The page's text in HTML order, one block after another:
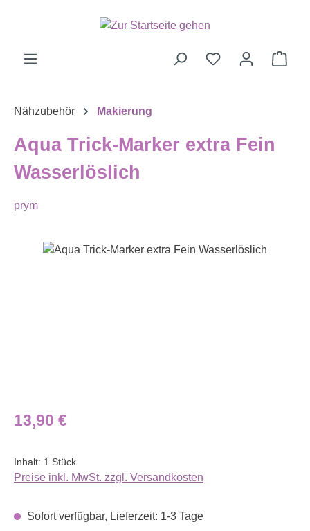
Zum Hauptinhalt springen
Nähzubehör Makierung
Aqua Trick-Marker extra Fein
Wasserlöslich
prym
Bildergalerie überspringen
Regulärer Preis:
13,90 €
Inhalt: 1 Stück
Preise inkl. MwSt. zzgl. Versandkosten
Sofort verfügbar, Lieferzeit: 1-3 Tage